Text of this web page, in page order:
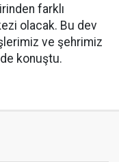
farklı
olacak. Bu dev
ve şehrimiz
konuştu.